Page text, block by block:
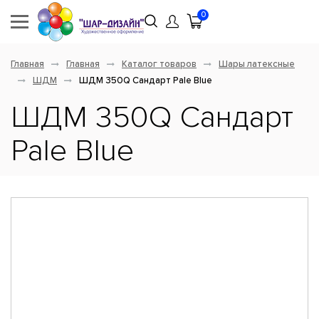
0
Главная Главная Каталог товаров
Шары латексные
ШДМ
ШДМ 350Q Сандарт Pale Blue
ШДМ 350Q Сандарт
Pale Blue